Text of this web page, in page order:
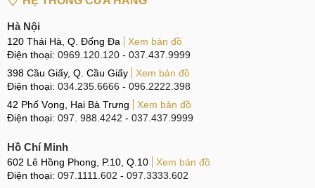
nhưng Nubia lại trang bị, tằng kèm bộ sạc lên tới 165W rất
thoải mái để đảm bảo máy luôn được sạc full công suất với
củ sạc theo máy.
Camera Red Magic 7 Pro Transformers
Chúng ta đều biết, camera không phải điểm mạnh của
hệ thống camera khá chất lượng với cảm biến chính 64MP
góc rộng, một camera góc siêu rộng 8MP và 2MP macro ở
Hà Nội
120 Thái Hà, Q. Đống Đa
Xem bản đồ
Điện thoại: 0969.120.120 - 037.437.9999
398 Cầu Giấy, Q. Cầu Giấy
Xem bản đồ
Điện thoại: 034.235.6666 - 096.2222.398
42 Phố Vọng, Hai Bà Trưng
Xem bản đồ
Điện thoại: 097. 988.4242 - 037.437.9999
Hồ Chí Minh
602 Lê Hồng Phong, P.10, Q.10
Xem bản đồ
Điện thoại: 097.1111.602 - 097.3333.602